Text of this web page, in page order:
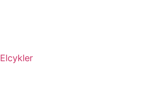
Elcykler